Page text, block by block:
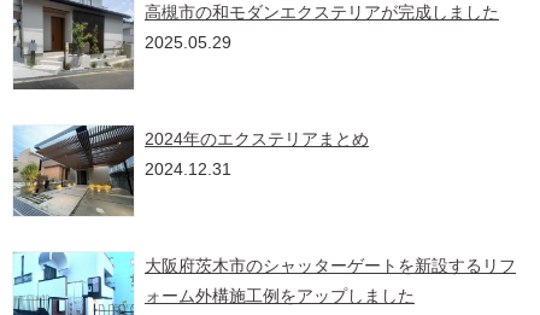
高槻市の和モダンエクステリアが完成しました
2025.05.29
2024年のエクステリアまとめ
2024.12.31
大阪府茨木市のシャッターゲートを新設するリフ
ォーム外構施工例をアップしました